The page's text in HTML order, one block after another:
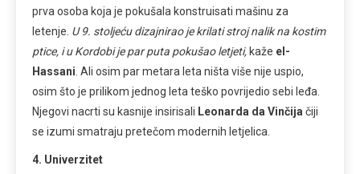
prva osoba koja je pokušala konstruisati mašinu za
letenje. U 9. stoljeću dizajnirao je krilati stroj nalik na kostim
ptice, i u Kordobi je par puta pokušao letjeti, kaže el-
Hassani . Ali osim par metara leta ništa više nije uspio,
osim što je prilikom jednog leta teško povrijedio sebi leđa.
Njegovi nacrti su kasnije insirisali Leonarda da Vinčija čiji
se izumi smatraju pretečom modernih letjelica.
4. Univerzitet